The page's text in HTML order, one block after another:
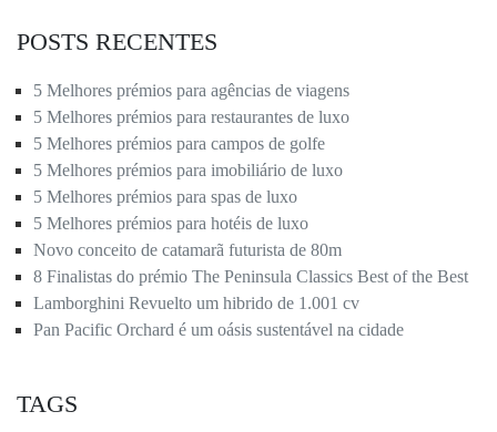
POSTS RECENTES
5 Melhores prémios para agências de viagens
5 Melhores prémios para restaurantes de luxo
5 Melhores prémios para campos de golfe
5 Melhores prémios para imobiliário de luxo
5 Melhores prémios para spas de luxo
5 Melhores prémios para hotéis de luxo
Novo conceito de catamarã futurista de 80m
8 Finalistas do prémio The Peninsula Classics Best of the Best
Lamborghini Revuelto um hibrido de 1.001 cv
Pan Pacific Orchard é um oásis sustentável na cidade
TAGS